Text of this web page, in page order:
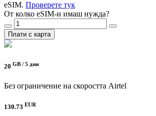
eSIM. Проверете тук
От колко eSIM-и имаш нужда?
Плати с карта
20 GB / 5 дни
Без ограничение на скоростта Airtel
130.73 EUR